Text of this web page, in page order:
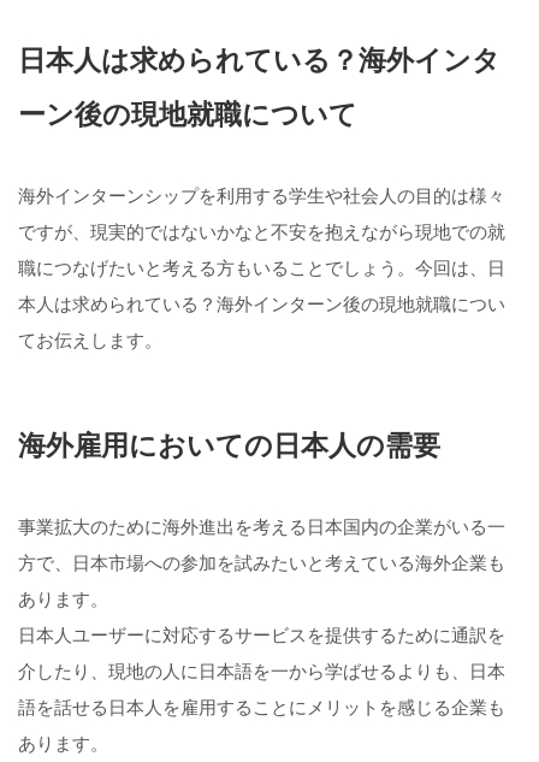
日本人は求められている？海外インタ
ーン後の現地就職について
海外インターンシップを利用する学生や社会人の目的は様々
ですが、現実的ではないかなと不安を抱えながら現地での就
職につなげたいと考える方もいることでしょう。今回は、日
本人は求められている？海外インターン後の現地就職につい
てお伝えします。
海外雇用においての日本人の需要
事業拡大のために海外進出を考える日本国内の企業がいる一
方で、日本市場への参加を試みたいと考えている海外企業も
あります。
日本人ユーザーに対応するサービスを提供するために通訳を
介したり、現地の人に日本語を一から学ばせるよりも、日本
語を話せる日本人を雇用することにメリットを感じる企業も
あります。